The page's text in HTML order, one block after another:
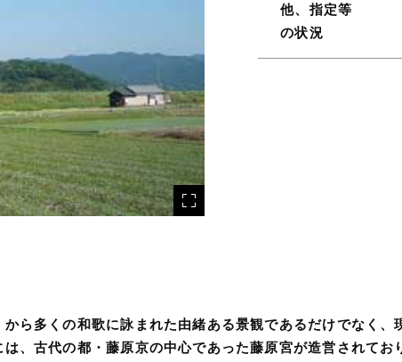
他、指定等
の状況
ら多くの和歌に詠まれた由緒ある景観であるだけでなく、
、古代の都・藤原京の中心であった藤原宮が造営されて